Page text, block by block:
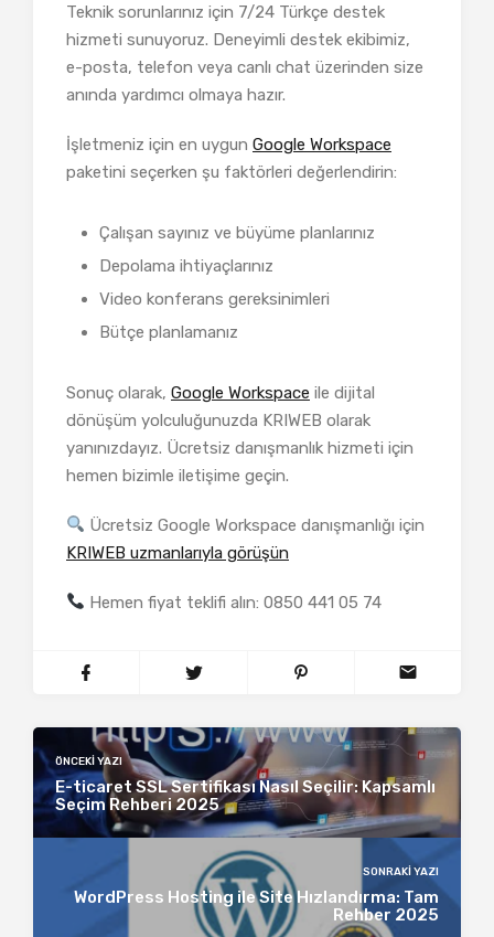
Teknik sorunlarınız için 7/24 Türkçe destek
hizmeti sunuyoruz. Deneyimli destek ekibimiz,
e-posta, telefon veya canlı chat üzerinden size
anında yardımcı olmaya hazır.
İşletmeniz için en uygun Google Workspace
paketini seçerken şu faktörleri değerlendirin:
Çalışan sayınız ve büyüme planlarınız
Depolama ihtiyaçlarınız
Video konferans gereksinimleri
Bütçe planlamanız
Sonuç olarak, Google Workspace ile dijital
dönüşüm yolculuğunuzda KRIWEB olarak
yanınızdayız. Ücretsiz danışmanlık hizmeti için
hemen bizimle iletişime geçin.
Ücretsiz Google Workspace danışmanlığı için
KRIWEB uzmanlarıyla görüşün
Hemen fiyat teklifi alın: 0850 441 05 74
ÖNCEKI YAZI
E-ticaret SSL Sertifikası Nasıl Seçilir: Kapsamlı
Seçim Rehberi 2025
SONRAKI YAZI
WordPress Hosting ile Site Hızlandırma: Tam
Rehber 2025